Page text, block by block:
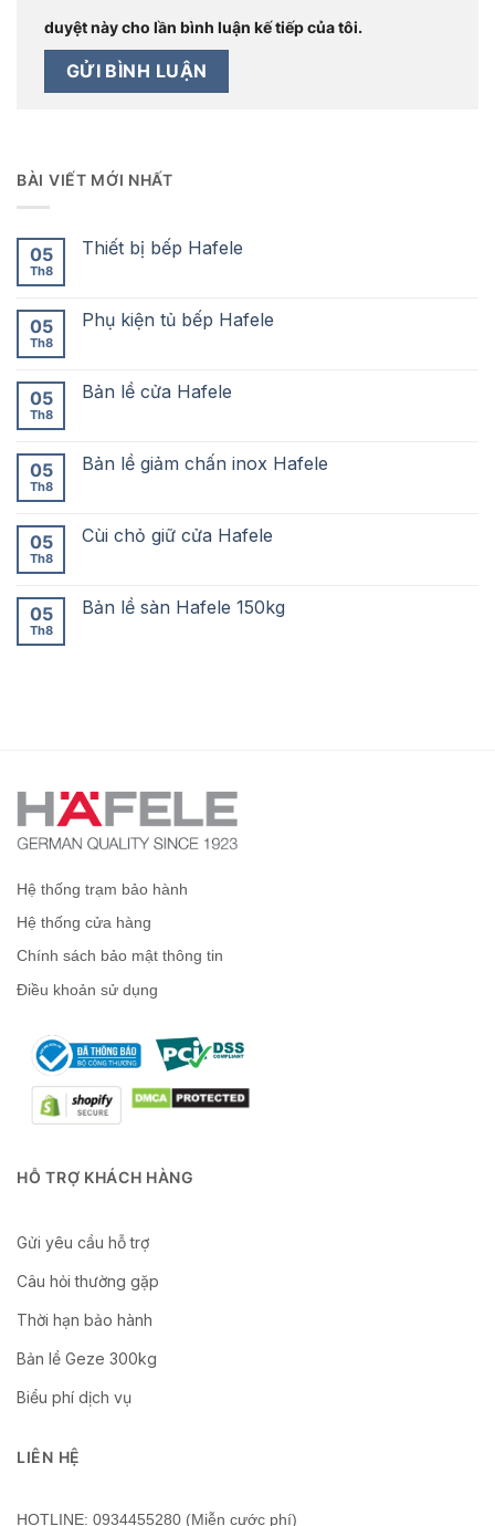
duyệt này cho lần bình luận kế tiếp của tôi.
BÀI VIẾT MỚI NHẤT
05
Th8
Thiết bị bếp Hafele
05
Th8
Phụ kiện tủ bếp Hafele
05
Th8
Bản lề cửa Hafele
05
Th8
Bản lề giảm chấn inox Hafele
05
Th8
Cùi chỏ giữ cửa Hafele
05
Th8
Bản lề sàn Hafele 150kg
Hệ thống trạm bảo hành
Hệ thống cửa hàng
Chính sách bảo mật thông tin
Điều khoản sử dụng
HỖ TRỢ KHÁCH HÀNG
Gửi yêu cầu hỗ trợ
Câu hỏi thường gặp
Thời hạn bảo hành
Bản lề Geze 300kg
Biểu phí dịch vụ
LIÊN HỆ
HOTLINE: 0934455280 (Miễn cước phí)